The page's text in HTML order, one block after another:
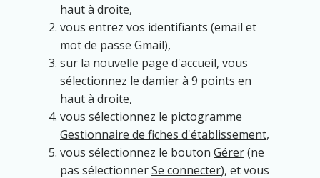
haut à droite,
vous entrez vos identifiants (email et
mot de passe Gmail),
sur la nouvelle page d'accueil, vous
sélectionnez le damier à 9 points en
haut à droite,
vous sélectionnez le pictogramme
Gestionnaire de fiches d'établissement,
vous sélectionnez le bouton Gérer(ne
pas sélectionnerSe connecter), et vous